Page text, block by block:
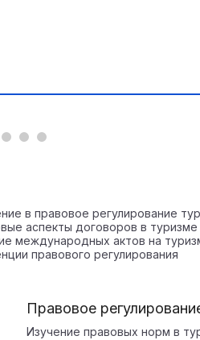
в правовое регулирование
аспекты договоров в туризме
международных актов на
правового регулирования
Правовое
Изучение правовых норм в